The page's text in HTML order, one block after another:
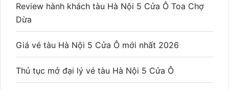
Review hành khách tàu Hà Nội 5 Cửa Ô Toa Chợ
Dừa
Giá vé tàu Hà Nội 5 Cửa Ô mới nhất 2026
Thủ tục mở đại lý vé tàu Hà Nội 5 Cửa Ô